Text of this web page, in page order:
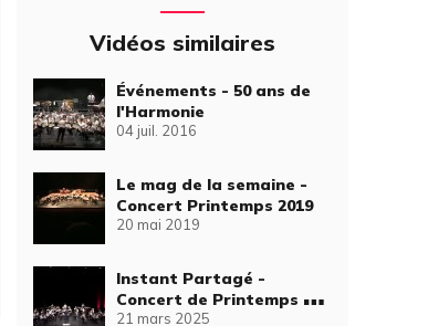
Vidéos similaires
Événements - 50 ans de
l'Harmonie
04 juil. 2016
Le mag de la semaine -
Concert Printemps 2019
20 mai 2019
Instant Partagé -
Concert de Printemps de
l'Harmonie Municipale de
21 mars 2025